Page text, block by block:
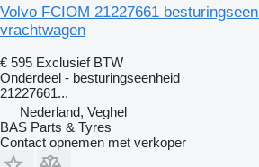
Volvo FCIOM 21227661
vrachtwagen
€ 595 Exclusief BTW
Onderdeel - besturingseenheid
21227661...
Nederland, Veghel
BAS Parts & Tyres
Contact opnemen met verkoper